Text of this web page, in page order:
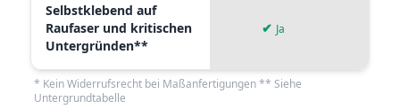
Selbstklebend auf
Raufaser und kritischen
Untergründen**
✔ Ja
* Kein Widerrufsrecht bei Maßanfertigungen ** Siehe
Untergrundtabelle